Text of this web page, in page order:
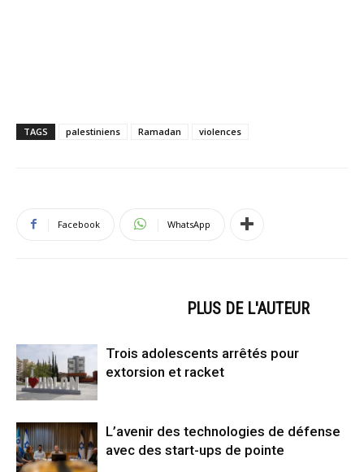
TAGS palestiniens Ramadan violences
Facebook WhatsApp
PLUS DE L'AUTEUR
Trois adolescents arrêtés pour
extorsion et racket
L’avenir des technologies de défense
avec des start-ups de pointe